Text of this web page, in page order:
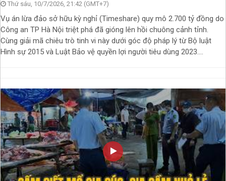
Thứ sáu, 10/7/2026, 21:42 (GMT+7)
Vụ án lừa đảo sở hữu kỳ nghỉ (Timeshare) quy mô 2.700 tỷ đồng do
Công an TP Hà Nội triệt phá đã gióng lên hồi chuông cảnh tỉnh.
Cùng giải mã chiêu trò tinh vi này dưới góc độ pháp lý từ Bộ luật
Hình sự 2015 và Luật Bảo vệ quyền lợi người tiêu dùng 2023....